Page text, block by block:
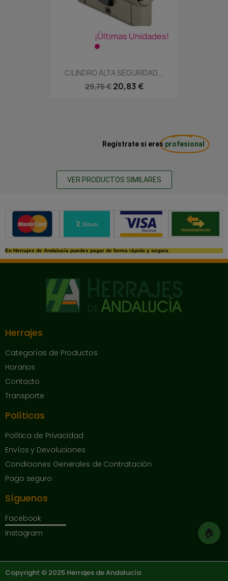
🏠
¡Últimas Unidades!
CILINDRO ALTA SEGURIDAD...
29,75 € 20,83 €
Regístrate si eres profesional
VER PRODUCTOS SIMILARES
Métodos de pago seguros
En Herrajes de Andalucía puedes pagar de forma rápida y segura
Herrajes
Categorías de Productos
Horarios
Contacto
Transporte
Políticas
Política de Privacidad
Envíos y Devoluciones
Condiciones Generales de Contratación
Pago seguro
Síguenos
Facebook
Instagram
Copyright © 2025 Herrajes de Andalucía